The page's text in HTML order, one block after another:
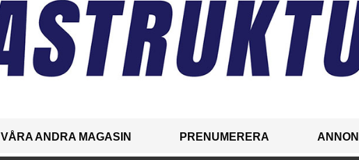
VÅRA ANDRA MAGASIN PRENUMERERA